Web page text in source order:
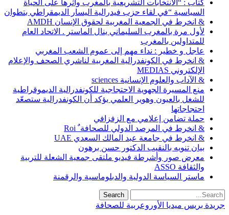
كتاب : “الانتخابات التشريعية بالمغرب وأثرها على الحياة
السياسية “في لقاء حزب فيدرالية اليسار الديمقراطي بتطوان
& انخرط في الجمعية المغربية لحقوق الإنسان AMDH
لأول مرة بالمغرب السليماني ينال الماستر . الاتحاد العام
للمتداولين بالمغرب
عاجل و خطير : نداء مهم إلى عموم الشعب المغربي
& انخرط في الكونفدرالية المغربية لناشري الصحف والإعلام
الإلكتروني MEDIAS
& الآداب والعلوم الإنسانية sciences
منع المسيرة الجهوية الاحتجاجية للكونفدرالية الديموقراطية
للشغل بالعيون وهوير العلمي يؤكد أن الكونفدرالية ستصعّد
احتجاجاتها
حملة تضامن إعلامي مع الزفزافي
& انخرط في المرصد الدولي للصحافة ٌ Roi
& انخرط في جامعة عبد المالك السعدي UAE
بيان تنويه بالنقيب الدكتور حسن برهون
معرض صور وأشرطة فيديو ملتقى جمعية الشعلة للتربية
والثقافة ASSO
ماستر السياسة الدولية والدبلوماسية والرقمنة
جريدة بريس ميديا الأوروعربية للصحافة